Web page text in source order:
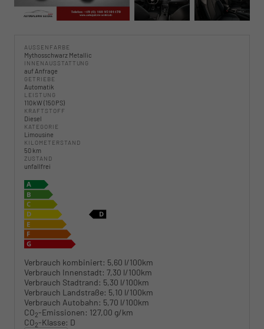
AUSSENFARBE
Mythosschwarz Metallic
INNENAUSSTATTUNG
auf Anfrage
GETRIEBE
Automatik
LEISTUNG
110 kW (150 PS)
KRAFTSTOFF
Diesel
KATEGORIE
Limousine
KILOMETERSTAND
50 km
ZUSTAND
unfallfrei
Verbrauch kombiniert: 5,60 l/100km
Verbrauch Innenstadt: 7,30 l/100km
Verbrauch Stadtrand: 5,30 l/100km
Verbrauch Landstraße: 5,10 l/100km
Verbrauch Autobahn: 5,70 l/100km
CO2-Emissionen: 127,00 g/km
CO2-Klasse: D